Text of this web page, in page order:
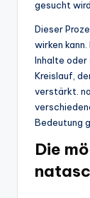
gesucht
Dieser
wirken
Inhalte oder
Kreislauf,
verstärkt.
Bedeutung
Die